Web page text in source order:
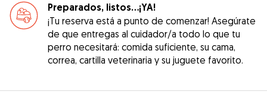
Preparados, listos...¡YA!
¡Tu reserva está a punto de comenzar! Asegúrate
de que entregas al cuidador/a todo lo que tu
perro necesitará: comida suficiente, su cama,
correa, cartilla veterinaria y su juguete favorito.